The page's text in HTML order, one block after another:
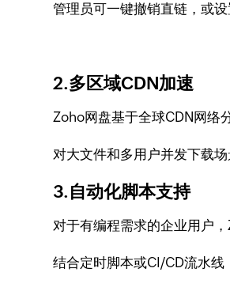
管理员可一键撤销直链，或
2.多区域CDN加速
Zoho网盘基于全球CDN网络
对大文件和多用户并发下载
3.自动化脚本支持
对于有编程需求的企业用户
结合定时脚本或CI/CD流水线